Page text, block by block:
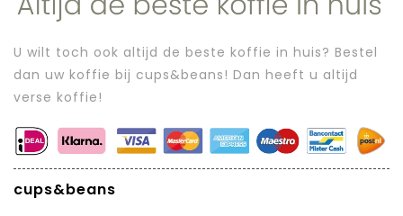
U wilt toch ook altijd de beste koffie in huis? Bestel
dan uw koffie bij cups&beans! Dan heeft u altijd
verse koffie!
cups&beans